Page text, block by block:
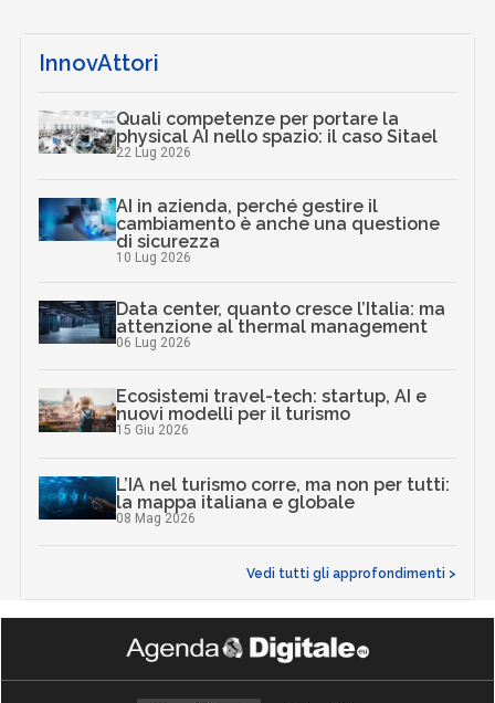
InnovAttori
Quali competenze per portare la
physical AI nello spazio: il caso Sitael
22 Lug 2026
AI in azienda, perché gestire il
cambiamento è anche una questione
di sicurezza
10 Lug 2026
Data center, quanto cresce l’Italia: ma
attenzione al thermal management
06 Lug 2026
Ecosistemi travel-tech: startup, AI e
nuovi modelli per il turismo
15 Giu 2026
L’IA nel turismo corre, ma non per tutti:
la mappa italiana e globale
08 Mag 2026
Vedi tutti gli approfondimenti >